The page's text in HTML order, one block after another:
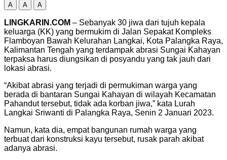
A A A
LINGKARIN.COM – Sebanyak 30 jiwa dari tujuh kepala
keluarga (KK) yang bermukim di Jalan Sepakat Kompleks
Flamboyan Bawah Kelurahan Langkai, Kota Palangka Raya,
Kalimantan Tengah yang terdampak abrasi Sungai Kahayan
terpaksa harus diungsikan di posyandu yang tak jauh dari
lokasi abrasi.
“Akibat abrasi yang terjadi di permukiman warga yang
berada di bantaran Sungai Kahayan di wilayah Kecamatan
Pahandut tersebut, tidak ada korban jiwa,” kata Lurah
Langkai Sriwanti di Palangka Raya, Senin 2 Januari 2023.
Namun, kata dia, empat bangunan rumah warga yang
terbuat dari konstruksi kayu tersebut, rusak parah akibat
adanya abrasi.